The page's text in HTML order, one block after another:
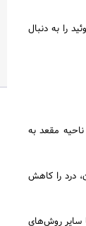
را به دنبال
مقعد به
درد را کاهش
سایر روش‌های